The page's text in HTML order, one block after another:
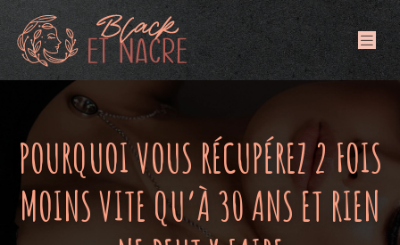
POURQUOI VOUS RÉCUPÉREZ 2 FOIS
MOINS VITE QU’À 30 ANS ET RIEN